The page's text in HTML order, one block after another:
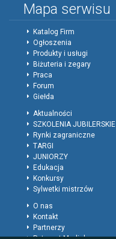
Mapa serwisu
Katalog Firm
Ogłoszenia
Produkty i usługi
Biżuteria i zegary
Praca
Forum
Giełda
Aktualności
SZKOLENIA JUBILERSKIE
Rynki zagraniczne
TARGI
JUNIORZY
Edukacja
Konkursy
Sylwetki mistrzów
O nas
Kontakt
Partnerzy